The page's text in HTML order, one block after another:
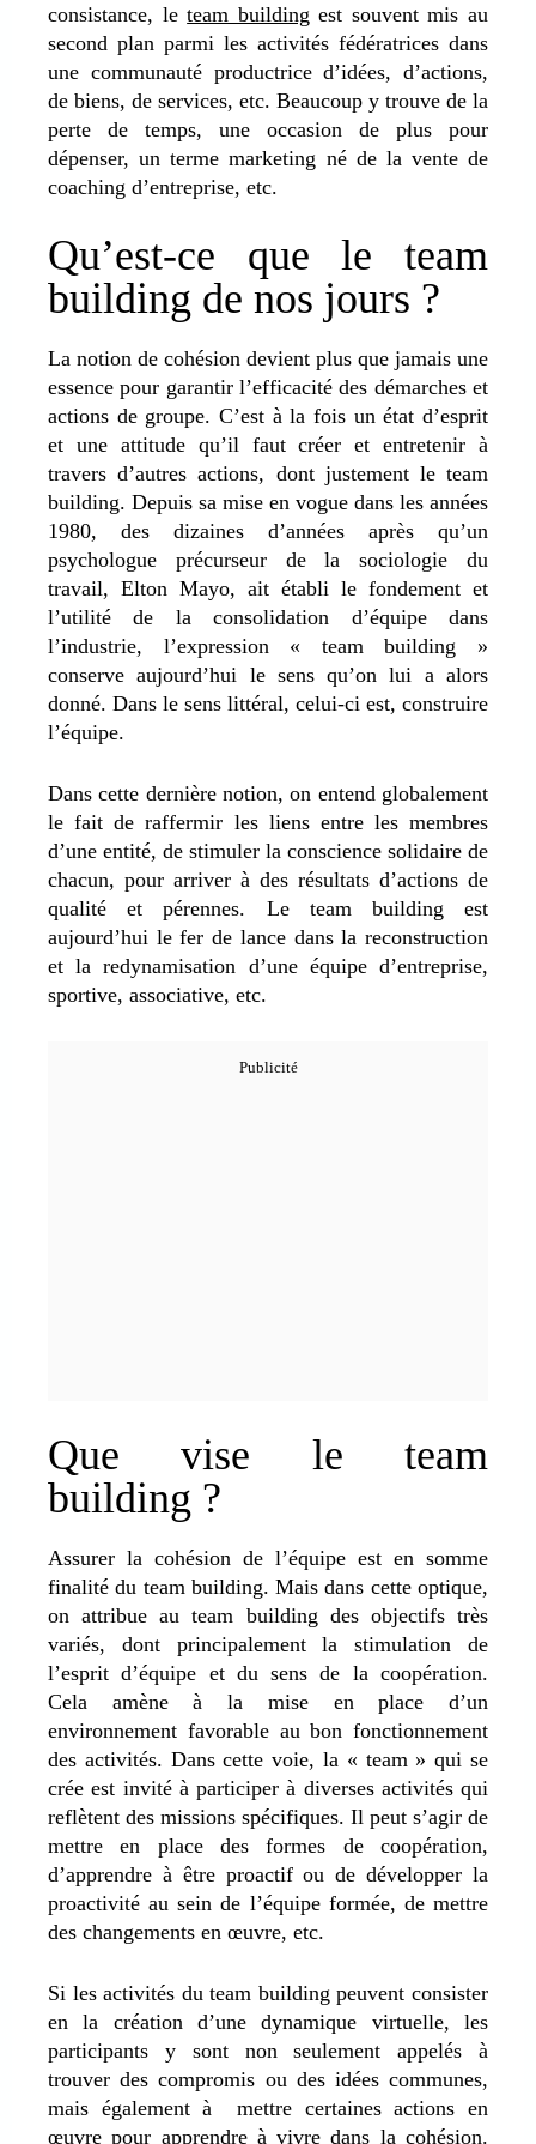
consistance, leteam building est souvent mis au
second plan parmi les activités fédératrices dans
une communauté productrice d’idées, d’actions,
de biens, de services, etc. Beaucoup y trouve de la
perte de temps, une occasion de plus pour
dépenser, un terme marketing né de la vente de
coaching d’entreprise, etc.
Qu’est-ce que le team
building de nos jours ?
La notion de cohésion devient plus que jamais une
essence pour garantir l’efficacité des démarches et
actions de groupe. C’est à la fois un état d’esprit
et une attitude qu’il faut créer et entretenir à
travers d’autres actions, dont justement le team
building. Depuis sa mise en vogue dans les années
1980, des dizaines d’années après qu’un
psychologue précurseur de la sociologie du
travail, Elton Mayo, ait établi le fondement et
l’utilité de la consolidation d’équipe dans
l’industrie, l’expression « team building »
conserve aujourd’hui le sens qu’on lui a alors
donné. Dans le sens littéral, celui-ci est, construire
l’équipe.
Dans cette dernière notion, on entend globalement
le fait de raffermir les liens entre les membres
d’une entité, de stimuler la conscience solidaire de
chacun, pour arriver à des résultats d’actions de
qualité et pérennes. Le team building est
aujourd’hui le fer de lance dans la reconstruction
et la redynamisation d’une équipe d’entreprise,
sportive, associative, etc.
Que vise le team
building ?
Assurer la cohésion de l’équipe est en somme
finalité du team building. Mais dans cette optique,
on attribue au team building des objectifs très
variés, dont principalement la stimulation de
l’esprit d’équipe et du sens de la coopération.
Cela amène à la mise en place d’un
environnement favorable au bon fonctionnement
des activités. Dans cette voie, la « team » qui se
crée est invité à participer à diverses activités qui
reflètent des missions spécifiques. Il peut s’agir de
mettre en place des formes de coopération,
d’apprendre à être proactif ou de développer la
proactivité au sein de l’équipe formée, de mettre
des changements en œuvre, etc.
Si les activités du team building peuvent consister
en la création d’une dynamique virtuelle, les
participants y sont non seulement appelés à
trouver des compromis ou des idées communes,
mais également à mettre certaines actions en
œuvre pour apprendre à vivre dans la cohésion.